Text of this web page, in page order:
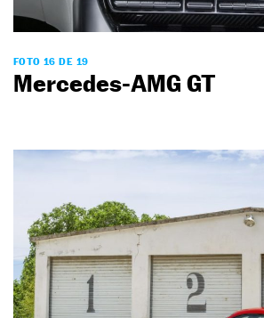
FOTO 16 DE 19
Mercedes-AMG GT